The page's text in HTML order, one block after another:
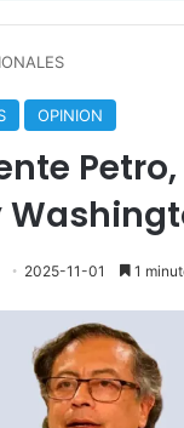
OPINION
2025-11-01 1